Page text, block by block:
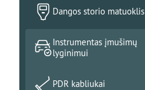
Dangos storio matuoklis
Instrumentas įmušimų
lyginimui
PDR kabliukai